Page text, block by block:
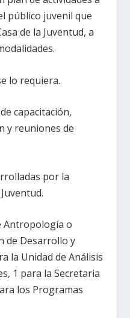
público juvenil que
de la Juventud, a
lo requiera.
capacitación,
y reuniones de
por la
Antropología o
de Desarrollo y
la Unidad de Análisis
1 para la Secretaria
los Programas